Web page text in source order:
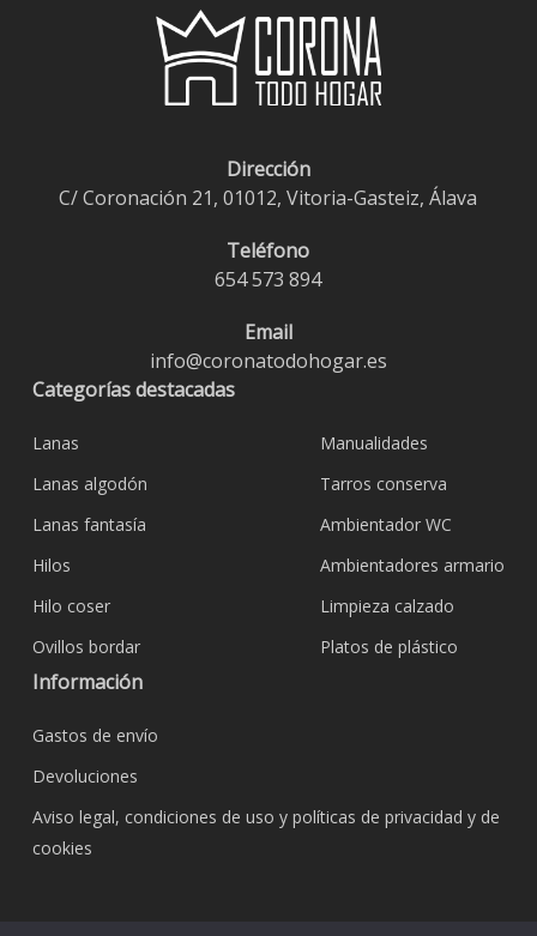
Dirección
C/ Coronación 21, 01012, Vitoria-Gasteiz, Álava
Teléfono
654 573 894
Email
info@coronatodohogar.es
Categorías destacadas
Lanas
Lanas algodón
Lanas fantasía
Hilos
Hilo coser
Ovillos bordar
Manualidades
Tarros conserva
Ambientador WC
Ambientadores armario
Limpieza calzado
Platos de plástico
Información
Gastos de envío
Devoluciones
Aviso legal, condiciones de uso y políticas de privacidad y de
cookies